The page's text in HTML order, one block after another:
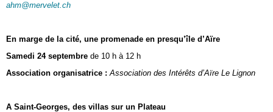
ahm@mervelet.ch
En marge de la cité, une promenade en presqu’île d’Aïre
Samedi 24 septembre de 10 h à 12 h
Association organisatrice :Association des Intérêts d’Aïre Le Lignon
A Saint-Georges, des villas sur un Plateau